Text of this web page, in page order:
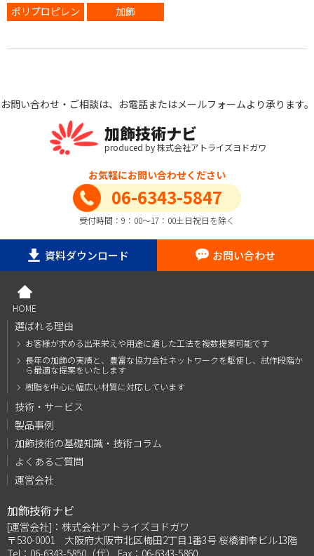
ポリプロピレン 加飾
お問い合わせ・ご相談は、お電話またはメールフォームより承ります。
加飾技術ナビ
produced by 株式会社アトライズヨドガワ
お気軽にお問い合わせください
06-6343-5847
受付時間：9：00～17：00土日祝日を除く
資料ダウンロード お問い合わせ
HOME
選ばれる理由
お客様が求める出来栄えや用途に適した工法を複数提案可能です
長年の加飾の実績と、豊富な協力会社ネットワークを駆使し、試作段階か
ら最適な提案をいたします
樹脂を中心に幅広い材質に対応しています
技術・サービス
製品事例
加飾技術の基礎知識・技術コラム
よくあるご質問
運営会社
加飾技術ナビ
[運営会社]：株式会社アトライズヨドガワ
〒530-0001 大阪府大阪市北区梅田2丁目1番3号 桜橋御幸ビル13階
Tel：06-6343-5850（代） Fax：06-6343-5860